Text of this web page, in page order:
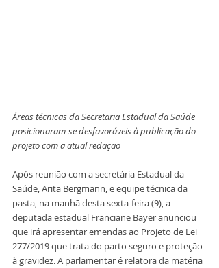
Áreas técnicas da Secretaria Estadual da Saúde
posicionaram-se desfavoráveis à publicação do
projeto com a atual redação
Após reunião com a secretária Estadual da
Saúde, Arita Bergmann, e equipe técnica da
pasta, na manhã desta sexta-feira (9), a
deputada estadual Franciane Bayer anunciou
que irá apresentar emendas ao Projeto de Lei
277/2019 que trata do parto seguro e proteção
à gravidez. A parlamentar é relatora da matéria